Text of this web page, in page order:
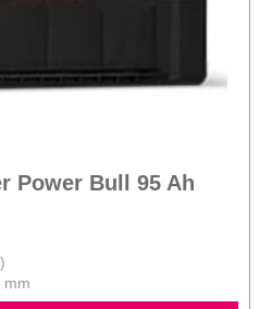
Power Bull 95 Ah
mm